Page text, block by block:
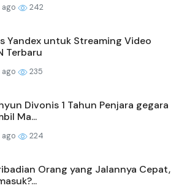
242
Yandex untuk Streaming Video
Terbaru
235
Divonis 1 Tahun Penjara gegara
Ma...
224
Orang yang Jalannya Cepat,